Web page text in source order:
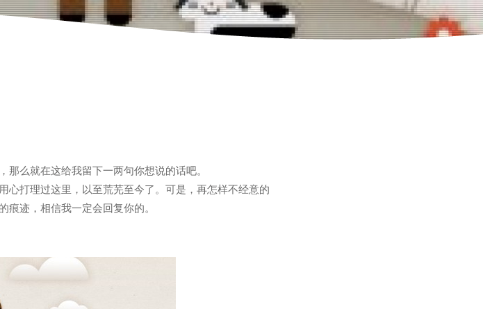
么就在这给我留下一两句你想说的话吧。
心打理过这里，以至荒芜至今了。可是，再怎样不经意的
迹，相信我一定会回复你的。